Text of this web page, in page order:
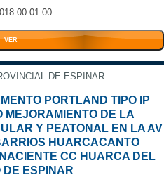
00:01:00
VER
DE ESPINAR
PORTLAND TIPO IP
MEJORAMIENTO DE LA
Y PEATONAL EN LA AV
HUARCACANTO
CC HUARCA DEL
DE ESPINAR